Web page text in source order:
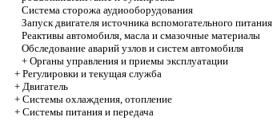
Система сторожа аудиооборудования
Запуск двигателя источника вспомогательного питания
Реактивы автомобиля, масла и смазочные материалы
Обследование аварий узлов и систем автомобиля
+ Органы управления и приемы эксплуатации
+ Регулировки и текущая служба
+ Двигатель
+ Системы охлаждения, отопление
+ Системы питания и передача